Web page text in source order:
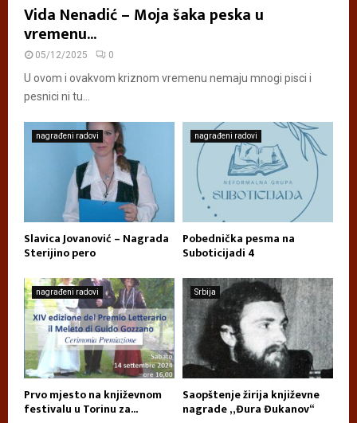
Vida Nenadić – Moja šaka peska u
vremenu...
05/12/2025 0
U ovom i ovakvom kriznom vremenu nemaju mnogi pisci i
pesnici ni tu...
nagrađeni radovi
Slavica Jovanović – Nagrada
Sterijino pero
nagrađeni radovi
Pobednička pesma na
Suboticijadi 4
nagrađeni radovi
Prvo mjesto na književnom
festivalu u Torinu za...
Srbija
Saopštenje žirija književne
nagrade „Đura Đukanov“